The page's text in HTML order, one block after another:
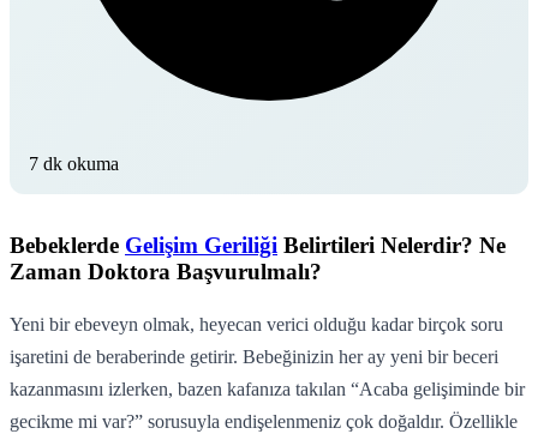
7 dk okuma
Bebeklerde Gelişim Geriliği Belirtileri Nelerdir? Ne
Zaman Doktora Başvurulmalı?
Yeni bir ebeveyn olmak, heyecan verici olduğu kadar birçok soru
işaretini de beraberinde getirir. Bebeğinizin her ay yeni bir beceri
kazanmasını izlerken, bazen kafanıza takılan “Acaba gelişiminde bir
gecikme mi var?” sorusuyla endişelenmeniz çok doğaldır. Özellikle